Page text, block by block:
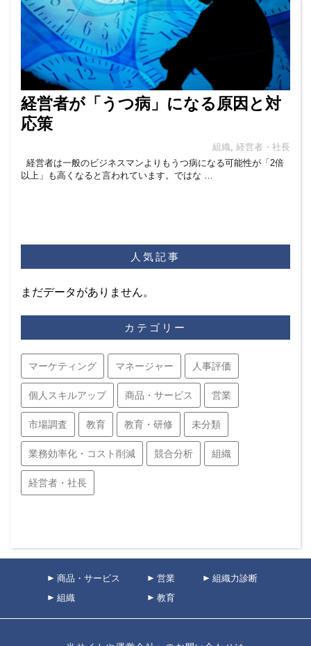
経営者が「うつ病」になる原因と対
応策
組織 経営者・社長
経営者は一般のビジネスマンよりもうつ病になる可能性が「2倍
以上」も高くなると言われています。ではな …
人気記事
まだデータがありません。
カテゴリー
マーケティング マネージャー 人事評価
個人スキルアップ 商品・サービス 営業
市場調査 教育 教育・研修 未分類
業務効率化・コスト削減 競合分析 組織
経営者・社長
商品・サービス 営業
組織力診断
組織
教育